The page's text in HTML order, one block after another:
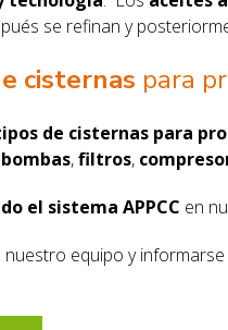
se refinan y
cisternas para
de cisternas para
,filtros,
el sistema APPCC en
equipo y